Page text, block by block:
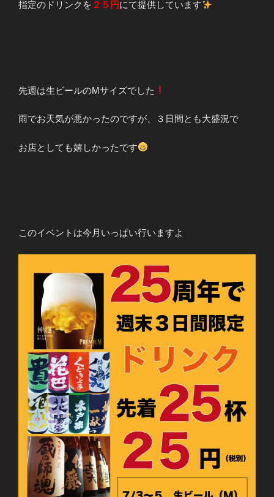
指定のドリンクを ２５円にて提供しています
先週は生ビールのMサイズでした
雨でお天気が悪かったのですが、３日間とも大盛況で
お店としても嬉しかったです
このイベントは今月いっぱい行いますよ